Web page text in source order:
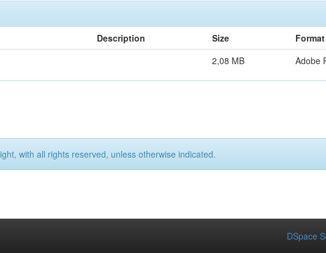
Description Size
Format
2,08 MB Adobe
with all rights reserved, unless otherwise indicated.
DSpace